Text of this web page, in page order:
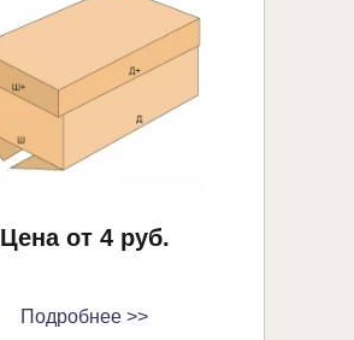
Цена от 4 руб.
Подробнее >>